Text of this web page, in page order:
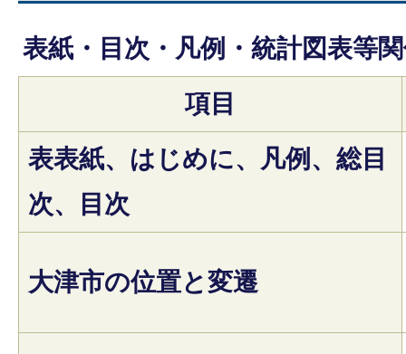
表紙・目次・凡例・統計図表等
項目
表表紙、はじめに、凡例、総目
次、目次
大津市の位置と変遷